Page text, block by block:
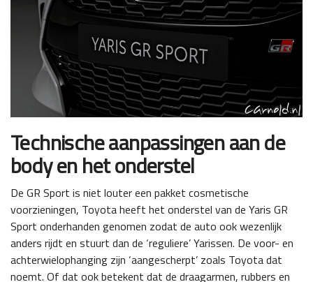
Technische aanpassingen aan de
body en het onderstel
De GR Sport is niet louter een pakket cosmetische
voorzieningen, Toyota heeft het onderstel van de Yaris GR
Sport onderhanden genomen zodat de auto ook wezenlijk
anders rijdt en stuurt dan de ‘reguliere’ Yarissen. De voor- en
achterwielophanging zijn ‘aangescherpt’ zoals Toyota dat
noemt. Of dat ook betekent dat de draagarmen, rubbers en